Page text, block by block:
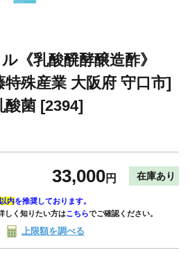
《乳酸醗酵醸造酢》
殊産業 大阪府 守口市]
酸菌 [2394]
33,000円 在庫あり
内を推奨しております。
しく知りたい方はこちらでご確認ください。
上限額を調べる